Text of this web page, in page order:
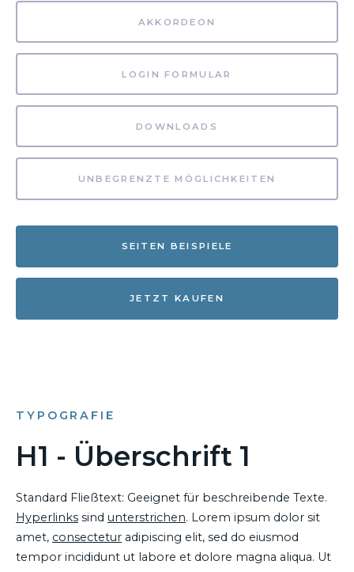
AKKORDEON
LOGIN FORMULAR
DOWNLOADS
UNBEGRENZTE MÖGLICHKEITEN
SEITEN BEISPIELE
JETZT KAUFEN
TYPOGRAFIE
H1 - Überschrift 1
Standard Fließtext: Geeignet für beschreibende Texte.
Hyperlinks sind unterstrichen. Lorem ipsum dolor sit
amet, consectetur adipiscing elit, sed do eiusmod
tempor incididunt ut labore et dolore magna aliqua. Ut